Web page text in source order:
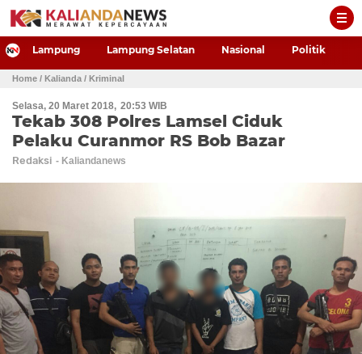
-->
Lampung Lampung Selatan Nasional Politik
Home / Kalianda / Kriminal
Selasa, 20 Maret 2018 20:53 WIB
Tekab 308 Polres Lamsel Ciduk
Pelaku Curanmor RS Bob Bazar
Redaksi